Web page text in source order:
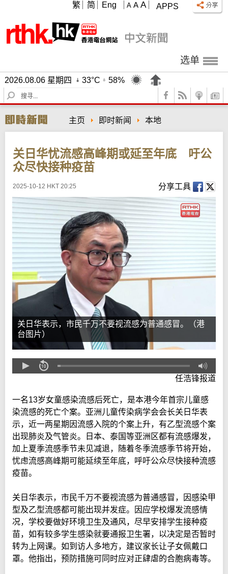
APPS
A A A
繁 简 Eng
选单
2026.08.06 星期四 33°C
58%
S
e
r
c
主页 即时新闻 本地
关日华忧流感高峰期或延至年底 吁公
众尽快接种疫苗
2025-10-12 HKT 20:25 分享工具
关日华表示，市民千万不要视流感为普通感冒。（港
台图片）
任浩锋报道
一名13岁女童感染流感后死亡，是本港今年首宗儿童感
染流感的死亡个案。亚洲儿童传染病学会会长关日华表
示，近一两星期因流感入院的个案上升，有乙型流感个案
出现肺炎及气管炎。日本、泰国等亚洲区都有流感爆发，
加上夏季流感季节未见减退，随着冬季流感季节将开始，
忧虑流感高峰期可能延续至年底，呼吁公众尽快接种流感
疫苗。
关日华表示，市民千万不要视流感为普通感冒，因感染甲
型及乙型流感都可能出现并发症。因应学校爆发流感情
况，学校要做好环境卫生及通风，尽早安排学生接种疫
苗，如有较多学生感染就要通报卫生署，以决定是否暂时
转为上网课。如到访人多地方，建议家长让子女佩戴口
罩。他指出，预防措施可同时应对正肆虐的合胞病毒等。